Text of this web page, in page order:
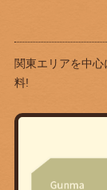
関東エリアを中
料!